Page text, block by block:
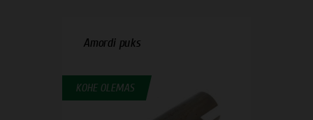
Amordi puks
KOHE OLEMAS